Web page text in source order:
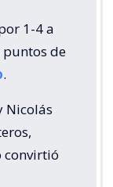
1-4 a
puntos de
.
Nicolás
convirtió